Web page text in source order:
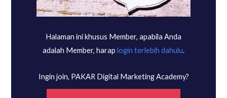
Halaman ini khusus Member, apabila Anda
adalah Member, harap login terlebih dahulu.
Ingin join, PAKAR Digital Marketing Academy?